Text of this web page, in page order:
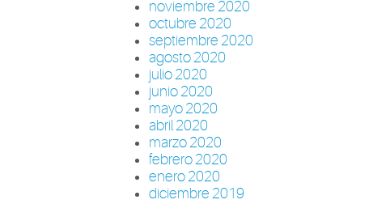
noviembre 2020
octubre 2020
septiembre 2020
agosto 2020
julio 2020
junio 2020
mayo 2020
abril 2020
marzo 2020
febrero 2020
enero 2020
diciembre 2019